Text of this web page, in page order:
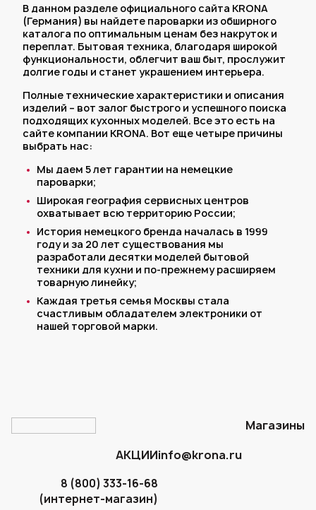
В данном разделе официального сайта KRONA
(Германия) вы найдете пароварки из обширного
каталога по оптимальным ценам без накруток и
переплат. Бытовая техника, благодаря широкой
функциональности, облегчит ваш быт, прослужит
долгие годы и станет украшением интерьера.
Полные технические характеристики и описания
изделий – вот залог быстрого и успешного поиска
подходящих кухонных моделей. Все это есть на
сайте компании KRONA. Вот еще четыре причины
выбрать нас:
Мы даем 5 лет гарантии на немецкие
пароварки;
Широкая география сервисных центров
охватывает всю территорию России;
История немецкого бренда началась в 1999
году и за 20 лет существования мы
разработали десятки моделей бытовой
техники для кухни и по-прежнему расширяем
товарную линейку;
Каждая третья семья Москвы стала
счастливым обладателем электроники от
нашей торговой марки.
Магазины
АКЦИИinfo@krona.ru
8 (800) 333-16-68
(интернет-магазин)